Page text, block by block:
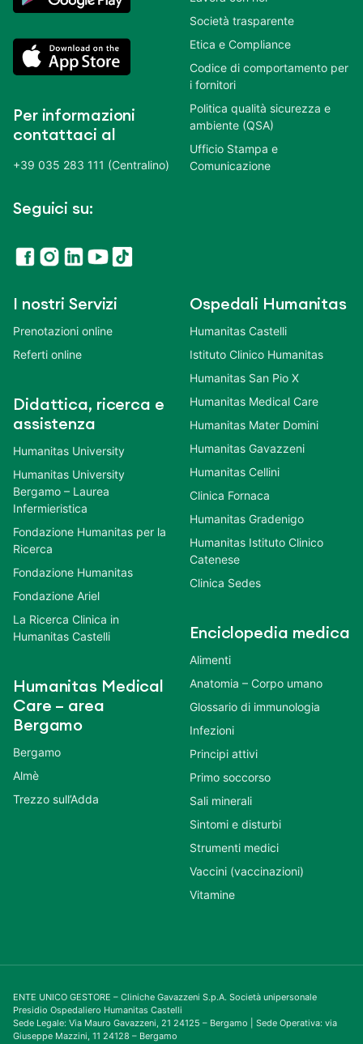
Per informazioni
contattaci al
+39 035 283 111 (Centralino)
Seguici su:
Società trasparente
Etica e Compliance
Codice di comportamento per
i fornitori
Politica qualità sicurezza e
ambiente (QSA)
Ufficio Stampa e
Comunicazione
I nostri Servizi
Prenotazioni online
Referti online
Didattica, ricerca e
assistenza
Humanitas University
Humanitas University
Bergamo – Laurea
Infermieristica
Fondazione Humanitas per la
Ricerca
Fondazione Humanitas
Fondazione Ariel
La Ricerca Clinica in
Humanitas Castelli
Humanitas Medical
Care – area
Bergamo
Bergamo
Almè
Trezzo sull’Adda
Ospedali Humanitas
Humanitas Castelli
Istituto Clinico Humanitas
Humanitas San Pio X
Humanitas Medical Care
Humanitas Mater Domini
Humanitas Gavazzeni
Humanitas Cellini
Clinica Fornaca
Humanitas Gradenigo
Humanitas Istituto Clinico
Catenese
Clinica Sedes
Enciclopedia medica
Alimenti
Anatomia – Corpo umano
Glossario di immunologia
Infezioni
Principi attivi
Primo soccorso
Sali minerali
Sintomi e disturbi
Strumenti medici
Vaccini (vaccinazioni)
Vitamine
ENTE UNICO GESTORE – Cliniche Gavazzeni S.p.A. Società unipersonale
Presidio Ospedaliero Humanitas Castelli
Sede Legale: Via Mauro Gavazzeni, 21 24125 – Bergamo | Sede Operativa: via
Giuseppe Mazzini, 11 24128 – Bergamo